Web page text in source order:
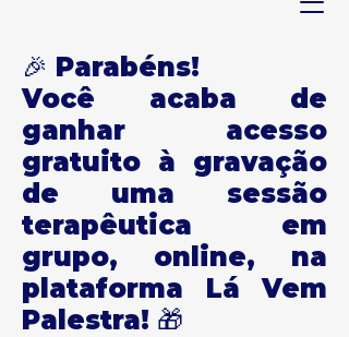
🎉 Parabéns!
Você acaba de
ganhar acesso
gratuito à gravação
de uma sessão
terapêutica em
grupo, online, na
plataforma Lá Vem
Palestra! 🎁